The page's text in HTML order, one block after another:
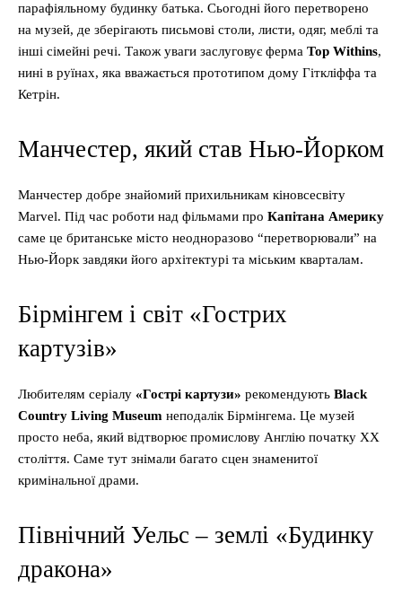
парафіяльному будинку батька. Сьогодні його перетворено
на музей, де зберігають письмові столи, листи, одяг, меблі та
інші сімейні речі. Також уваги заслуговує ферма Top Withins,
нині в руїнах, яка вважається прототипом дому Гіткліффа та
Кетрін.
Манчестер, який став Нью-Йорком
Манчестер добре знайомий прихильникам кіновсесвіту
Marvel. Під час роботи над фільмами про Капітана Америку
саме це британське місто неодноразово “перетворювали” на
Нью-Йорк завдяки його архітектурі та міським кварталам.
Бірмінгем і світ «Гострих
картузів»
Любителям серіалу «Гострі картузи» рекомендують Black
Country Living Museum неподалік Бірмінгема. Це музей
просто неба, який відтворює промислову Англію початку ХХ
століття. Саме тут знімали багато сцен знаменитої
кримінальної драми.
Північний Уельс – землі «Будинку
дракона»